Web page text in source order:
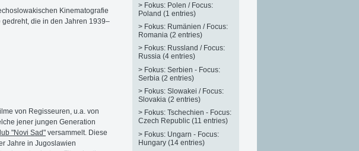
Kinematografie
die in den Jahren 1939–
von Regisseuren, u.a. von
jener jungen Generation
"Novi Sad" versammelt. Diese
Jahre in Jugoslawien
> Fokus: Polen / Focus:
Poland (1 entries)
> Fokus: Rumänien / Focus:
Romania (2 entries)
> Fokus: Russland / Focus:
Russia (4 entries)
> Fokus: Serbien - Focus:
Serbia (2 entries)
> Fokus: Slowakei / Focus:
Slovakia (2 entries)
> Fokus: Tschechien - Focus:
Czech Republic (11 entries)
> Fokus: Ungarn - Focus:
Hungary (14 entries)